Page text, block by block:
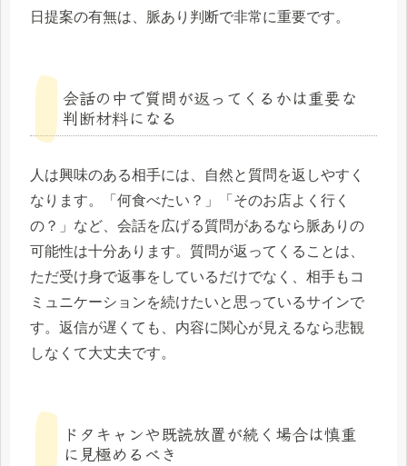
日提案の有無は、脈あり判断で非常に重要です。
会話の中で質問が返ってくるかは重要な
判断材料になる
人は興味のある相手には、自然と質問を返しやすく
なります。「何食べたい？」「そのお店よく行く
の？」など、会話を広げる質問があるなら脈ありの
可能性は十分あります。質問が返ってくることは、
ただ受け身で返事をしているだけでなく、相手もコ
ミュニケーションを続けたいと思っているサインで
す。返信が遅くても、内容に関心が見えるなら悲観
しなくて大丈夫です。
ドタキャンや既読放置が続く場合は慎重
に見極めるべき